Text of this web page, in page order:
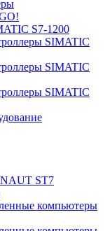
S7-1200
SIMATIC
SIMATIC
SIMATIC
ST7
компьютеры